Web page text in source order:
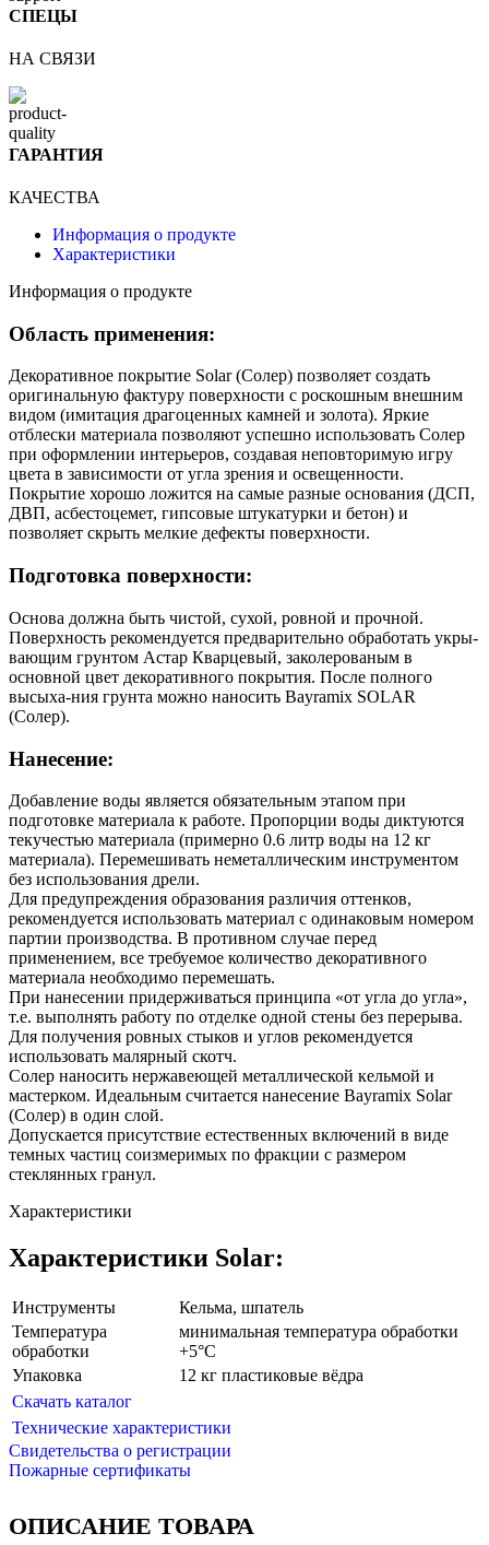
СПЕЦЫ
НА СВЯЗИ
ГАРАНТИЯ
КАЧЕСТВА
Информация о продукте
Характеристики
Информация о продукте
Область применения:
Декоративное покрытие Solar (Солер) позволяет создать
оригинальную фактуру поверхности с роскошным внешним
видом (имитация драгоценных камней и золота). Яркие
отблески материала позволяют успешно использовать Солер
при оформлении интерьеров, создавая неповторимую игру
цвета в зависимости от угла зрения и освещенности.
Покрытие хорошо ложится на самые разные основания (ДСП,
ДВП, асбестоцемет, гипсовые штукатурки и бетон) и
позволяет скрыть мелкие дефекты поверхности.
Подготовка поверхности:
Основа должна быть чистой, сухой, ровной и прочной.
Поверхность рекомендуется предварительно обработать укры-
вающим грунтом Астар Кварцевый, заколерованым в
основной цвет декоративного покрытия. После полного
высыха-ния грунта можно наносить Bayramix SOLAR
(Солер).
Нанесение:
Добавление воды является обязательным этапом при
подготовке материала к работе. Пропорции воды диктуются
текучестью материала (примерно 0.6 литр воды на 12 кг
материала). Перемешивать неметаллическим инструментом
без использования дрели.
Для предупреждения образования различия оттенков,
рекомендуется использовать материал с одинаковым номером
партии производства. В противном случае перед
применением, все требуемое количество декоративного
материала необходимо перемешать.
При нанесении придерживаться принципа «от угла до угла»,
т.е. выполнять работу по отделке одной стены без перерыва.
Для получения ровных стыков и углов рекомендуется
использовать малярный скотч.
Солер наносить нержавеющей металлической кельмой и
мастерком. Идеальным считается нанесение Bayramix Solar
(Солер) в один слой.
Допускается присутствие естественных включений в виде
темных частиц соизмеримых по фракции с размером
стеклянных гранул.
Характеристики
Характеристики Solar:
Инструменты
Кельма, шпатель
Температура
обработки
минимальная температура обработки
+5°С
Упаковка
12 кг пластиковые вёдра
Скачать каталог
Технические характеристики
Свидетельства о регистрации
Пожарные сертификаты
ОПИСАНИЕ ТОВАРА